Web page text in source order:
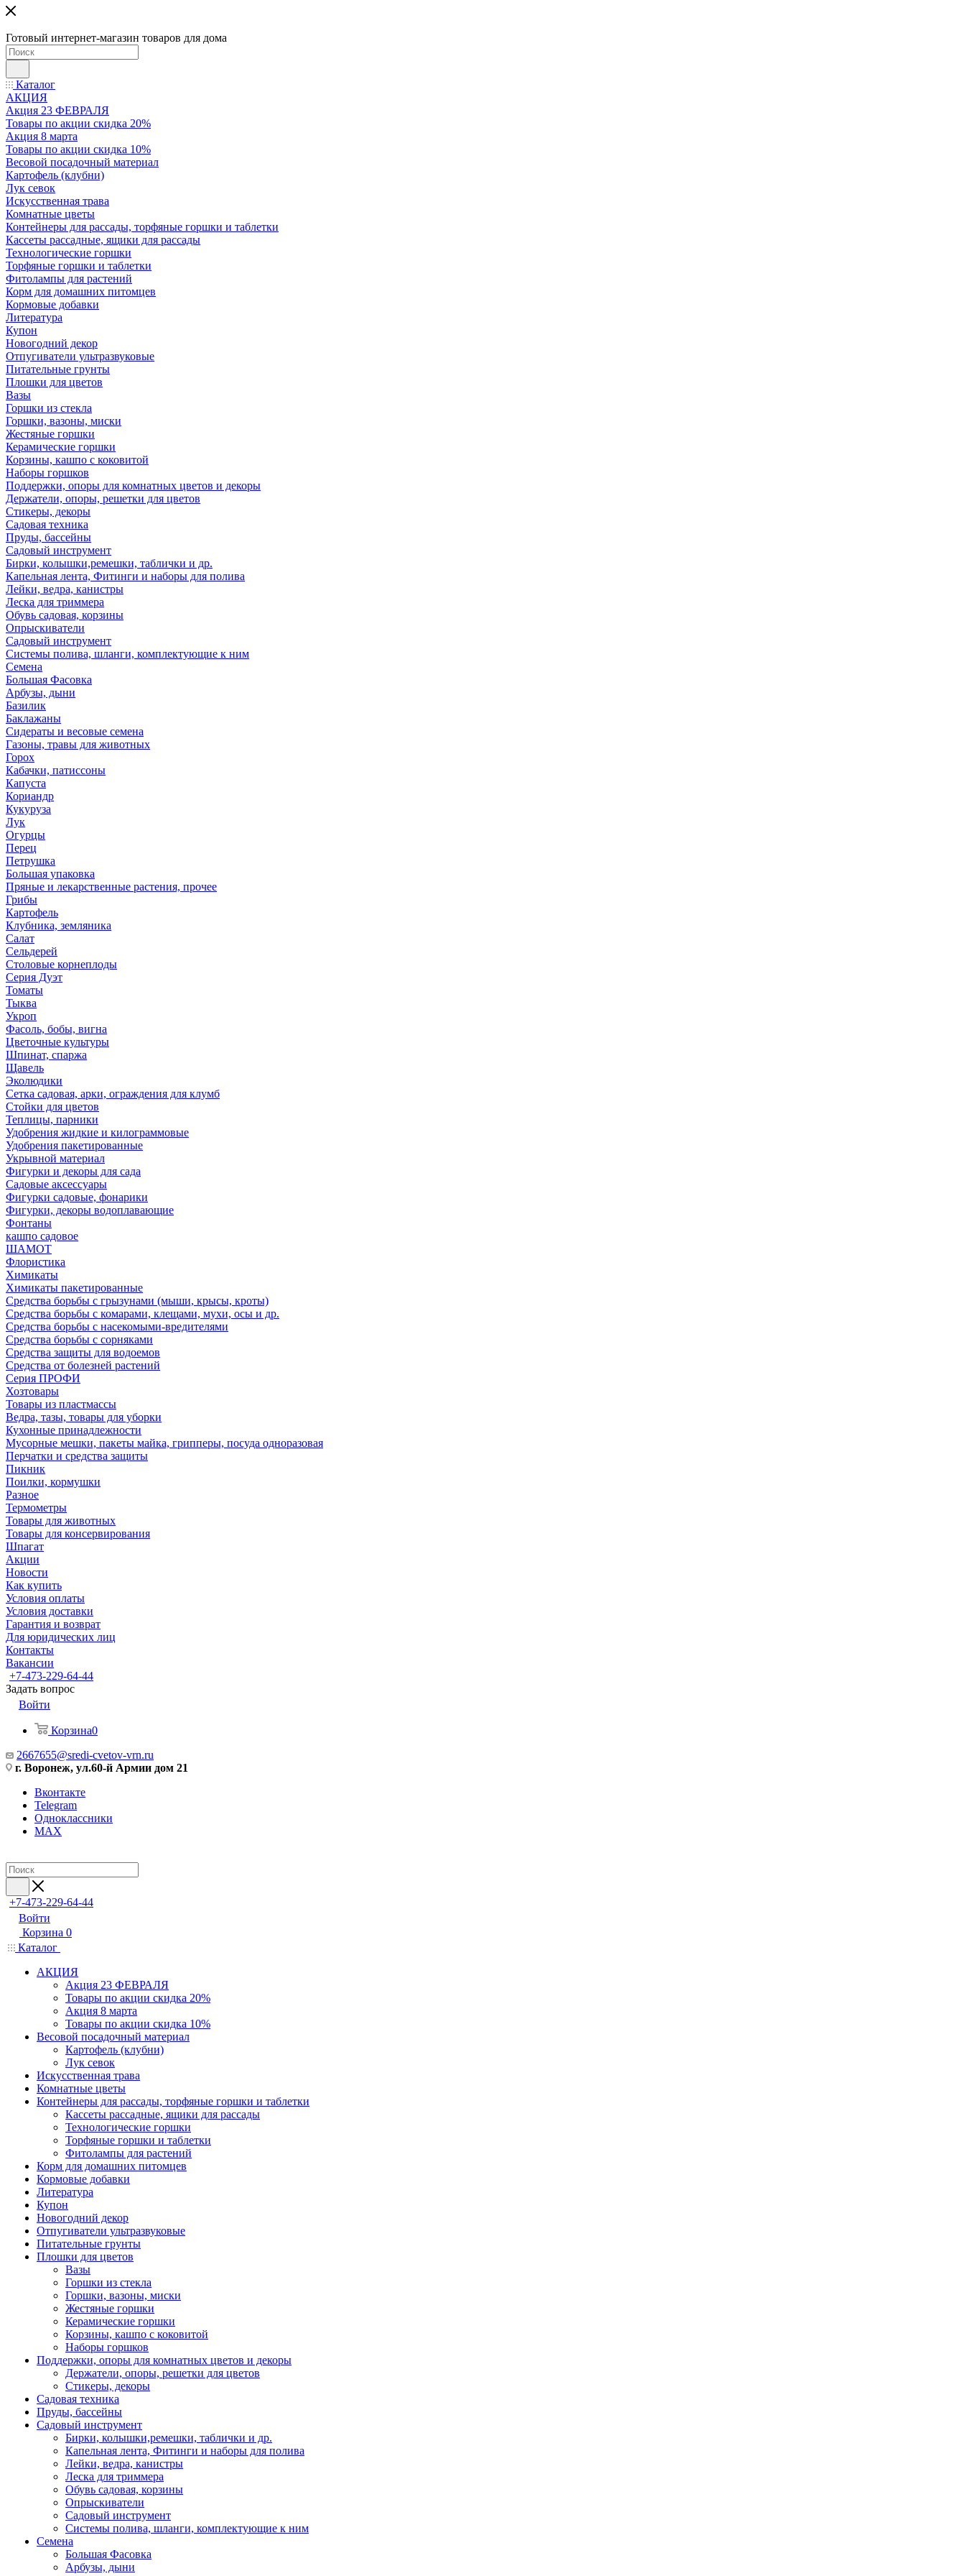
Готовый интернет-магазин товаров для дома
Каталог
АКЦИЯ
Акция 23 ФЕВРАЛЯ
Товары по акции скидка 20%
Акция 8 марта
Товары по акции скидка 10%
Весовой посадочный материал
Картофель (клубни)
Лук севок
Искусственная трава
Комнатные цветы
Контейнеры для рассады, торфяные горшки и таблетки
Кассеты рассадные, ящики для рассады
Технологические горшки
Торфяные горшки и таблетки
Фитолампы для растений
Корм для домашних питомцев
Кормовые добавки
Литература
Купон
Новогодний декор
Отпугиватели ультразвуковые
Питательные грунты
Плошки для цветов
Вазы
Горшки из стекла
Горшки, вазоны, миски
Жестяные горшки
Керамические горшки
Корзины, кашпо с коковитой
Наборы горшков
Поддержки, опоры для комнатных цветов и декоры
Держатели, опоры, решетки для цветов
Стикеры, декоры
Садовая техника
Пруды, бассейны
Садовый инструмент
Бирки, колышки,ремешки, таблички и др.
Капельная лента, Фитинги и наборы для полива
Лейки, ведра, канистры
Леска для триммера
Обувь садовая, корзины
Опрыскиватели
Садовый инструмент
Системы полива, шланги, комплектующие к ним
Семена
Большая Фасовка
Арбузы, дыни
Базилик
Баклажаны
Сидераты и весовые семена
Газоны, травы для животных
Горох
Кабачки, патиссоны
Капуста
Кориандр
Кукуруза
Лук
Огурцы
Перец
Петрушка
Большая упаковка
Пряные и лекарственные растения, прочее
Грибы
Картофель
Клубника, земляника
Салат
Сельдерей
Столовые корнеплоды
Серия Дуэт
Томаты
Тыква
Укроп
Фасоль, бобы, вигна
Цветочные культуры
Шпинат, спаржа
Щавель
Эколюдики
Сетка садовая, арки, ограждения для клумб
Стойки для цветов
Теплицы, парники
Удобрения жидкие и килограммовые
Удобрения пакетированные
Укрывной материал
Фигурки и декоры для сада
Садовые аксессуары
Фигурки садовые, фонарики
Фигурки, декоры водоплавающие
Фонтаны
кашпо садовое
ШАМОТ
Флористика
Химикаты
Химикаты пакетированные
Средства борьбы с грызунами (мыши, крысы, кроты)
Средства борьбы с комарами, клещами, мухи, осы и др.
Средства борьбы с насекомыми-вредителями
Средства борьбы с сорняками
Средства защиты для водоемов
Средства от болезней растений
Серия ПРОФИ
Хозтовары
Товары из пластмассы
Ведра, тазы, товары для уборки
Кухонные принадлежности
Мусорные мешки, пакеты майка, грипперы, посуда одноразовая
Перчатки и средства защиты
Пикник
Поилки, кормушки
Разное
Термометры
Товары для животных
Товары для консервирования
Шпагат
Акции
Новости
Как купить
Условия оплаты
Условия доставки
Гарантия и возврат
Для юридических лиц
Контакты
Вакансии
+7-473-229-64-44
Задать вопрос
Войти
Корзина0
2667655@sredi-cvetov-vrn.ru
г. Воронеж, ул.60-й Армии дом 21
Вконтакте
Telegram
Одноклассники
MAX
+7-473-229-64-44
Войти
Корзина 0
Каталог
АКЦИЯ
Акция 23 ФЕВРАЛЯ
Товары по акции скидка 20%
Акция 8 марта
Товары по акции скидка 10%
Весовой посадочный материал
Картофель (клубни)
Лук севок
Искусственная трава
Комнатные цветы
Контейнеры для рассады, торфяные горшки и таблетки
Кассеты рассадные, ящики для рассады
Технологические горшки
Торфяные горшки и таблетки
Фитолампы для растений
Корм для домашних питомцев
Кормовые добавки
Литература
Купон
Новогодний декор
Отпугиватели ультразвуковые
Питательные грунты
Плошки для цветов
Вазы
Горшки из стекла
Горшки, вазоны, миски
Жестяные горшки
Керамические горшки
Корзины, кашпо с коковитой
Наборы горшков
Поддержки, опоры для комнатных цветов и декоры
Держатели, опоры, решетки для цветов
Стикеры, декоры
Садовая техника
Пруды, бассейны
Садовый инструмент
Бирки, колышки,ремешки, таблички и др.
Капельная лента, Фитинги и наборы для полива
Лейки, ведра, канистры
Леска для триммера
Обувь садовая, корзины
Опрыскиватели
Садовый инструмент
Системы полива, шланги, комплектующие к ним
Семена
Большая Фасовка
Арбузы, дыни